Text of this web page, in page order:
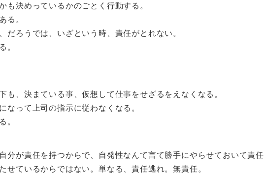
も決めっているかのごとく行動する。
る。
だろうでは、いざという時、責任がとれない。
。
も、決まている事、仮想して仕事をせざるをえなくなる。
なって上司の指示に従わなくなる。
。
分が責任を持つからで、自発性なんて言て勝手にやらせておいて責任
せているからではない。単なる、責任逃れ。無責任。